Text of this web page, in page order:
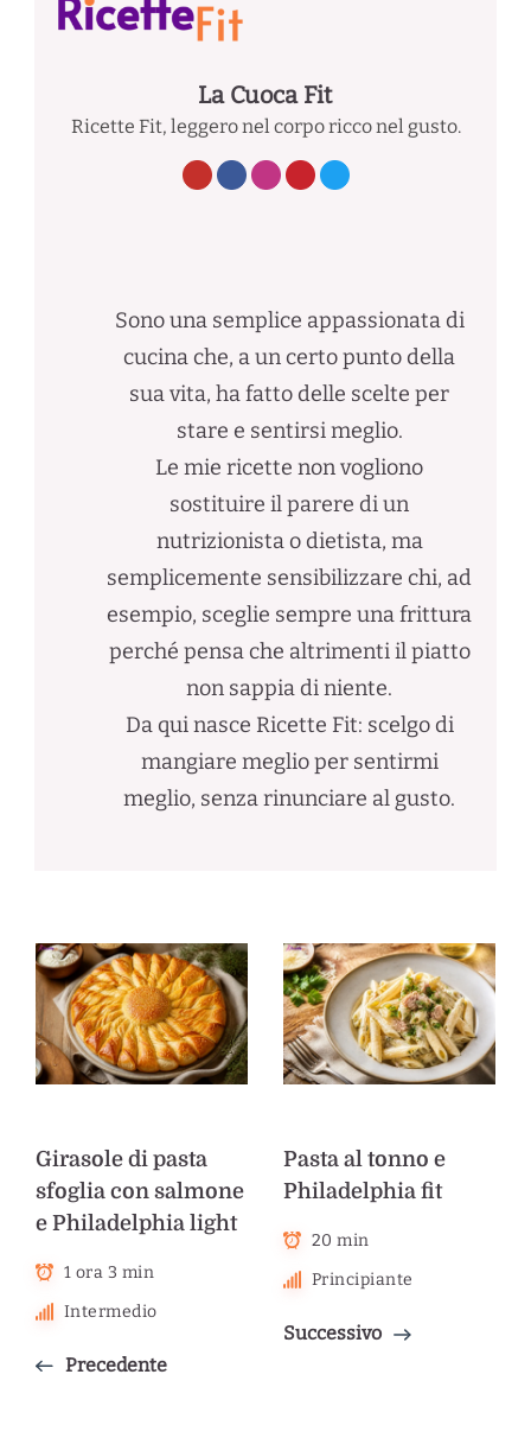
La Cuoca Fit
Ricette Fit, leggero nel corpo ricco nel gusto.
Sono una semplice appassionata di
cucina che, a un certo punto della
sua vita, ha fatto delle scelte per
stare e sentirsi meglio.
Le mie ricette non vogliono
sostituire il parere di un
nutrizionista o dietista, ma
semplicemente sensibilizzare chi, ad
esempio, sceglie sempre una frittura
perché pensa che altrimenti il piatto
non sappia di niente.
Da qui nasce Ricette Fit: scelgo di
mangiare meglio per sentirmi
meglio, senza rinunciare al gusto.
Girasole di pasta
sfoglia con salmone
e Philadelphia light
1 ora 3 min
Intermedio
Precedente
Pasta al tonno e
Philadelphia fit
20 min
Principiante
Successivo